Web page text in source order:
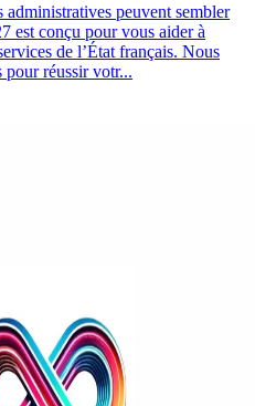
administratives peuvent sembler
est conçu pour vous aider à
de l’État français. Nous
pour réussir votr...